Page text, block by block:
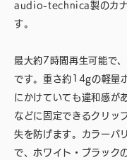
audio-technica製のカナ
す。
最大約7時間再生可能で
です。重さ約14gの軽量
にかけていても違和感が
などに固定できるクリッ
失を防げます。カラーバ
で、ホワイト・ブラック